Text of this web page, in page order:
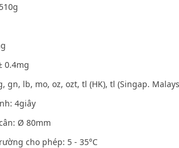
0.4mg
gn, lb, mo, oz, ozt, tl (HK), tl (Singap.
4giây
Ø 80mm
cho phép: 5 - 35°C